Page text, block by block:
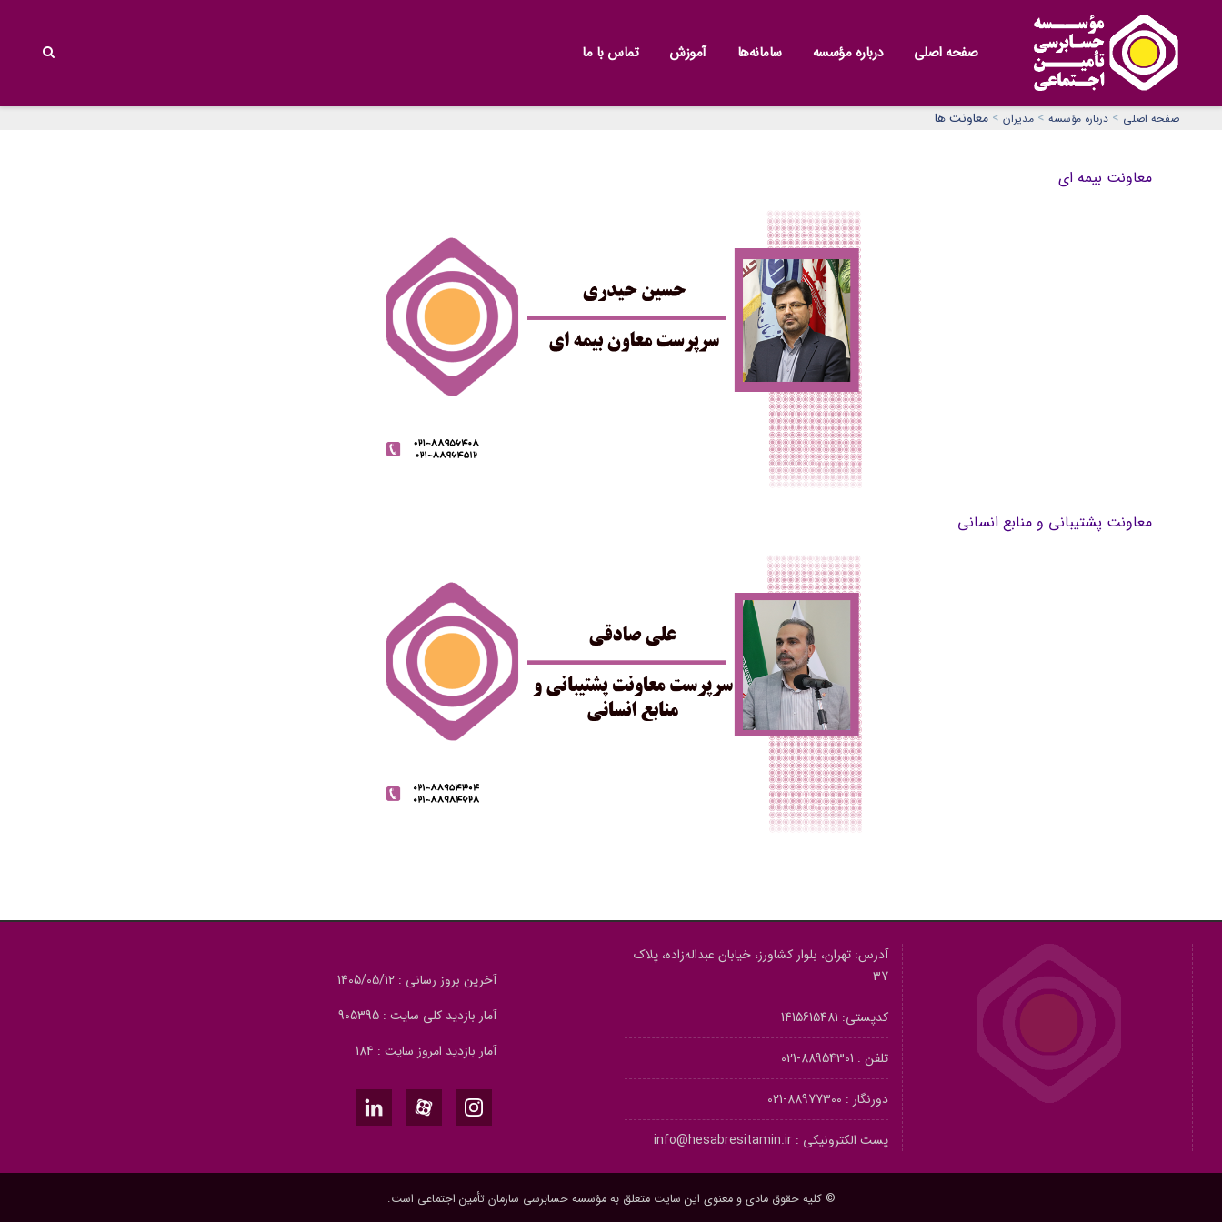
صفحه اصلی درباره مؤسسه سامانه‌ها آموزش تماس با ما
صفحه اصلی > درباره مؤسسه > مدیران > معاونت‌ ها
معاونت بیمه ای
معاونت پشتیبانی و منابع انسانی
آدرس: تهران، بلوار کشاورز، خیابان عبداله‌زاده، پلاک
37
کدپستی: 1415615481
تلفن : 88954301-021
دورنگار : 88977300-021
پست الکترونیکی : info@hesabresitamin.ir
آخرین بروز رسانی : 1405/05/12
آمار بازدید کلی سایت : 905395
آمار بازدید امروز سایت : 184
© کلیه حقوق مادی و معنوی این سایت متعلق به مؤسسه حسابرسی سازمان تأمین اجتماعی است.